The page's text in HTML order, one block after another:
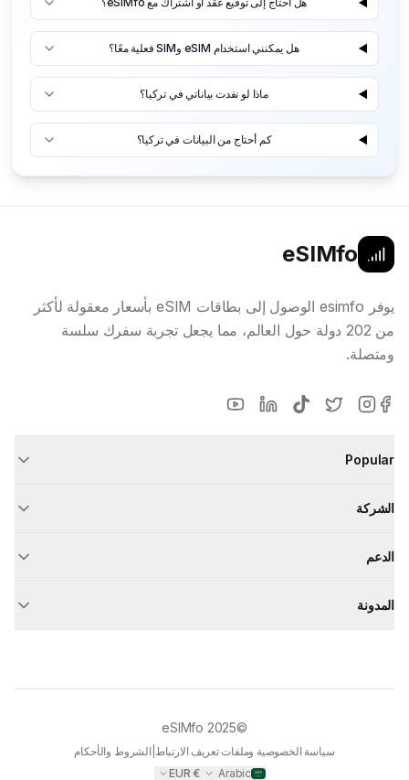
هل يمكنني استخدام eSIM وSIM فعلية معًا؟
ماذا لو نفدت بياناتي في تركيا؟
كم أحتاج من البيانات في تركيا؟
eSIMfo
يوفر esimfo الوصول إلى بطاقات eSIM بأسعار معقولة لأكثر
من 202 دولة حول العالم، مما يجعل تجربة سفرك سلسة
ومتصلة.
Popular
الشركة
الدعم
المدونة
©2025
eSIMfo
سياسة الخصوصية وملفات تعريف الارتباط |الشروط والأحكام
Arabic
€
EUR